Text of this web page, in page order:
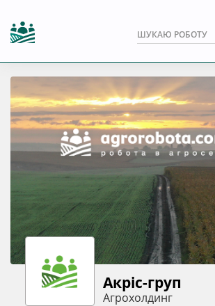
ШУКАЮ РОБОТУ
Акріс-груп
Агрохолдинг